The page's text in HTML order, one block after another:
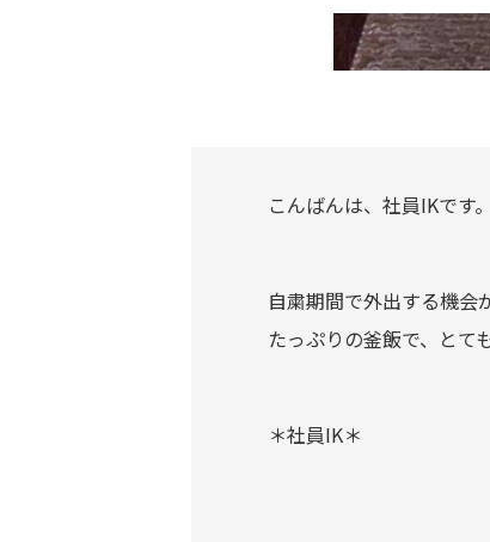
こんばんは、社員IKです。
自粛期間で外出する機会
たっぷりの釜飯で、とて
＊社員IK＊